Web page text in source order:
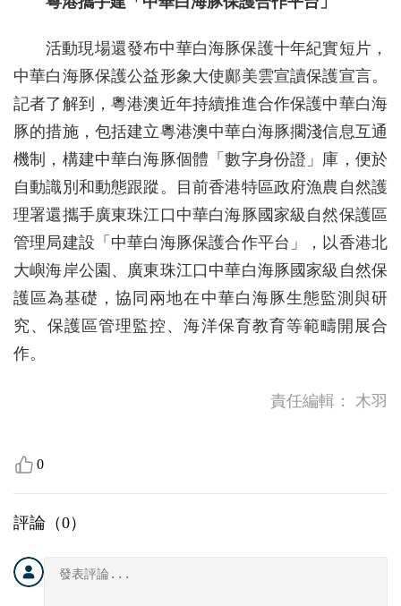
活動現場還發布中華白海豚保護十年紀實短片，
中華白海豚保護公益形象大使鄺美雲宣讀保護宣言。
記者了解到，粵港澳近年持續推進合作保護中華白海
豚的措施，包括建立粵港澳中華白海豚擱淺信息互通
機制，構建中華白海豚個體「數字身份證」庫，便於
自動識別和動態跟蹤。目前香港特區政府漁農自然護
理署還攜手廣東珠江口中華白海豚國家級自然保護區
管理局建設「中華白海豚保護合作平台」，以香港北
大嶼海岸公園、廣東珠江口中華白海豚國家級自然保
護區為基礎，協同兩地在中華白海豚生態監測與研
究、保護區管理監控、海洋保育教育等範疇開展合
作。
責任編輯： 木羽
0
評論（0）